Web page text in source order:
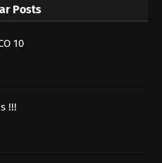
Posts
10
!!!